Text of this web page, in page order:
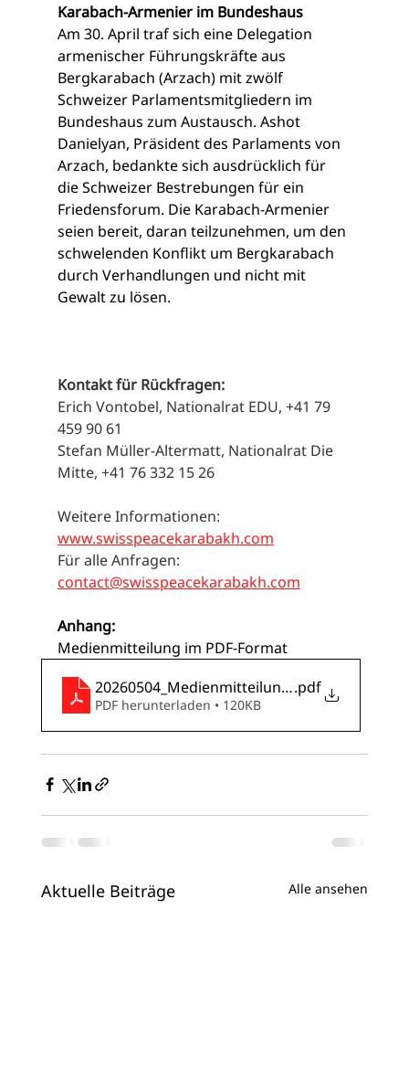
Karabach-Armenier im Bundeshaus
Am 30. April traf sich eine Delegation
armenischer Führungskräfte aus
Bergkarabach (Arzach) mit zwölf
Schweizer Parlamentsmitgliedern im
Bundeshaus zum Austausch. Ashot
Danielyan, Präsident des Parlaments von
Arzach, bedankte sich ausdrücklich für
die Schweizer Bestrebungen für ein
Friedensforum. Die Karabach-Armenier
seien bereit, daran teilzunehmen, um den
schwelenden Konflikt um Bergkarabach
durch Verhandlungen und nicht mit
Gewalt zu lösen.
Kontakt für Rückfragen:
Erich Vontobel, Nationalrat EDU, +41 79
459 90 61
Stefan Müller-Altermatt, Nationalrat Die
Mitte, +41 76 332 15 26
Weitere Informationen:
www.swisspeacekarabakh.com
Für alle Anfragen:
contact@swisspeacekarabakh.com
Anhang:
Medienmitteilung im PDF-Format
20260504_Medienmitteilung_SPI_Arzach-
.pdf
PDF herunterladen • 120KB
Aktuelle Beiträge Alle ansehen